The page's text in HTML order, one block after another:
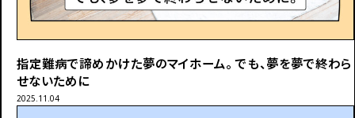
指定難病で諦めかけた夢のマイホーム。 でも、夢を夢で終わら
せないために――
2025.11.04